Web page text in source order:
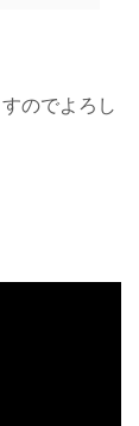
のでよろし